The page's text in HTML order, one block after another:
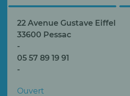
22 Avenue Gustave Eiffel
33600 Pessac
-
05 57 89 19 91
-
Ouvert